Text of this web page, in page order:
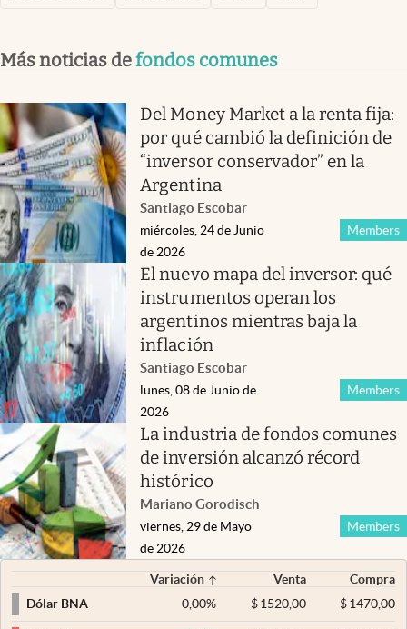
Más noticias defondos comunes
Del Money Market a la renta fija:
por qué cambió la definición de
“inversor conservador” en la
Argentina
Santiago Escobar
Members
miércoles, 24 de Junio
de 2026
El nuevo mapa del inversor: qué
instrumentos operan los
argentinos mientras baja la
inflación
Santiago Escobar
Members
lunes, 08 de Junio de
2026
La industria de fondos comunes
de inversión alcanzó récord
histórico
Mariano Gorodisch
Members
viernes, 29 de Mayo
de 2026
Variación Venta
Compra
Dólar BNA
0,00% $ 1520,00 $1470,00